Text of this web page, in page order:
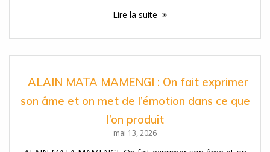
Lire la suite
ALAIN MATA MAMENGI : On fait exprimer
son âme et on met de l’émotion dans ce que
l’on produit
mai 13, 2026